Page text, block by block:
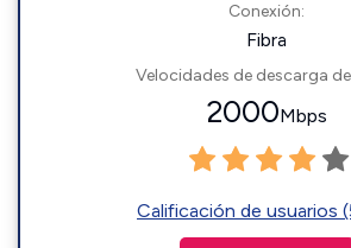
Conexión:
Fibra
Velocidades de descarga
2000Mbps
Calificación de usuarios